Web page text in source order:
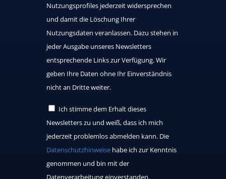
Nutzungsprofiles jederzeit widersprechen
und damit die Löschung Ihrer
Nutzungsdaten veranlassen. Dazu stehen in
jeder Ausgabe unseres Newsletters
entsprechende Links zur Verfügung. Wir
geben Ihre Daten ohne Ihr Einverständnis
nicht an Dritte weiter.
Ich stimme dem Erhalt dieses
Newsletters zu und weiß, dass ich mich
jederzeit problemlos abmelden kann. Die
Datenschutzhinweise habe ich zur Kenntnis
genommen und bin mit der
Datenverarbeitung einverstanden.